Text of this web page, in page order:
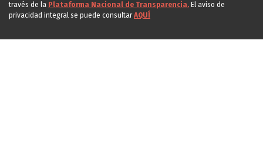
través de la Plataforma Nacional de Transparencia. El aviso de
privacidad integral se puede consultarAQUÍ